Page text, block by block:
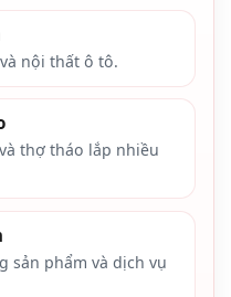
nội thất ô tô.
thợ tháo lắp nhiều
sản phẩm và dịch vụ